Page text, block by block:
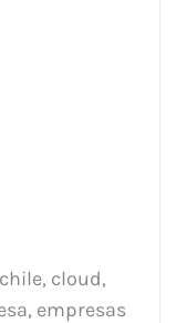
chile, cloud,
, empresas